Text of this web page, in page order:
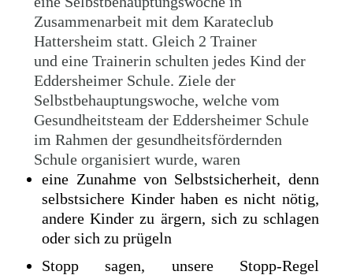
Zusammenarbeit mit dem Karateclub
Hattersheim statt. Gleich 2 Trainer
und eine Trainerin schulten jedes Kind der
Eddersheimer Schule. Ziele der
Selbstbehauptungswoche, welche vom
Gesundheitsteam der Eddersheimer Schule
im Rahmen der gesundheitsfördernden
Schule organisiert wurde, waren
eine Zunahme von Selbstsicherheit, denn
selbstsichere Kinder haben es nicht nötig,
andere Kinder zu ärgern, sich zu schlagen
oder sich zu prügeln
Stopp sagen, unsere Stopp-Regel